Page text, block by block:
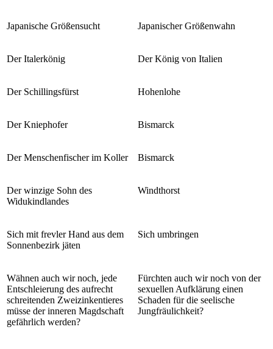
Japanische Größensucht Japanischer Größenwahn
Der Italerkönig Der König von Italien
Der Schillingsfürst Hohenlohe
Der Kniephofer Bismarck
Der Menschenfischer im Koller Bismarck
Der winzige Sohn des
Widukindlandes
Windthorst
Sich mit frevler Hand aus dem
Sonnenbezirk jäten
Sich umbringen
Wähnen auch wir noch, jede
Entschleierung des aufrecht
schreitenden Zweizinkentieres
müsse der inneren Magdschaft
gefährlich werden?
Fürchten auch wir noch von der
sexuellen Aufklärung einen
Schaden für die seelische
Jungfräulichkeit?